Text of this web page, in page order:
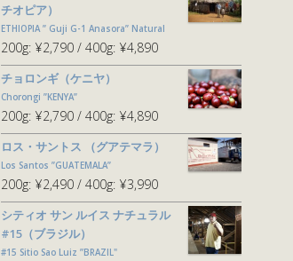
チオピア）
ETHIOPIA ” Guji G-1 Anasora” Natural
200g: ¥2,790 400g: ¥4,890
チョロンギ（ケニヤ）
Chorongi ”KENYA”
200g: ¥2,790 400g: ¥4,890
ロス・サントス （グアテマラ）
Los Santos ”GUATEMALA”
200g: ¥2,490 400g: ¥3,990
シティオ サン ルイス ナチュラル
#15（ブラジル）
#15 Sitio Sao Luiz ”BRAZIL"